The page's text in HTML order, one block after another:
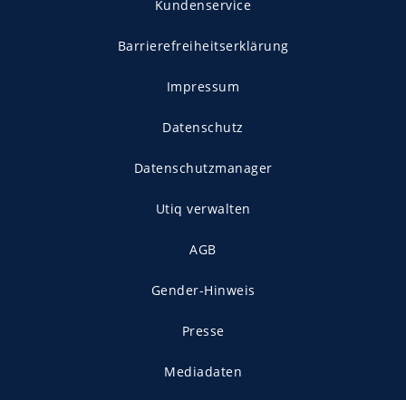
Kundenservice
Barrierefreiheitserklärung
Impressum
Datenschutz
Datenschutzmanager
Utiq verwalten
AGB
Gender-Hinweis
Presse
Mediadaten